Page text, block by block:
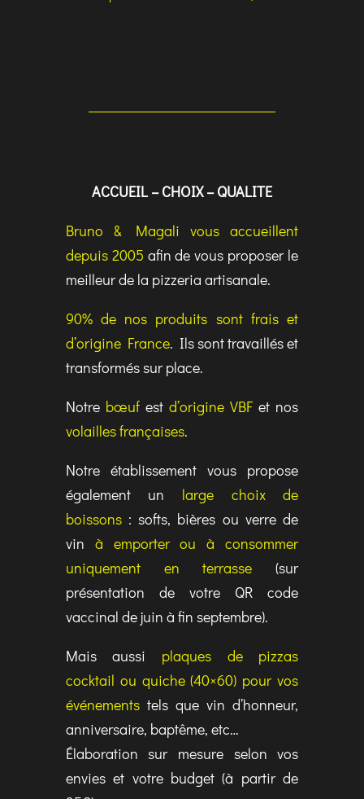
ACCUEIL – CHOIX – QUALITE
Bruno & Magali vous accueillent
depuis 2005 afin de vous proposer le
meilleur de la pizzeria artisanale.
90% de nos produits sont frais et
d’origine France. Ils sont travaillés et
transformés sur place.
Notre bœuf estd’origine VBFet nos
volailles françaises.
Notre établissement vous propose
également un large choix de
boissons: softs, bières ou verre de
vin à emporter ou à consommer
uniquement en terrasse (sur
présentation de votre QR code
vaccinal de juin à fin septembre).
Mais aussi plaques de pizzas
cocktail ou quiche (40×60) pour vos
événementstels que vin d’honneur,
anniversaire, baptême, etc…
Élaboration sur mesure selon vos
envies et votre budget (à partir de